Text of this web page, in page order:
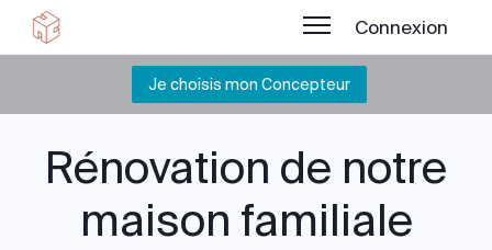
Connexion
Je choisis mon Concepteur
Rénovation de notre
maison familiale